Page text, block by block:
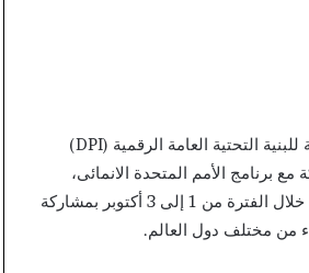
تنطلق غدا بالعاصمة الإدارية الجديدة فعاليات النسخة الأولى من القمة العالمية للبنية التحتية العامة الرقمية (DPI)
برنامج الأمم المتحدة الانمائى،
والاتحاد الدولى للاتصالات، والبنك الدولى، وبتنظيم من مؤسسة Co-Develop خلال الفترة من 1 إلى 3 أكتوبر بمشاركة
من مختلف دول العالم.
at
Best
Online
Pokies
Australia:
Unlocking the best welcome
bonuses at Best Online Pokies
Australia: your 2026 guide